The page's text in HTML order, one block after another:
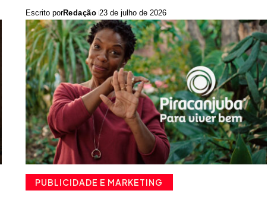
Escrito porRedação 23 de julho de 2026
PUBLICIDADE E MARKETING